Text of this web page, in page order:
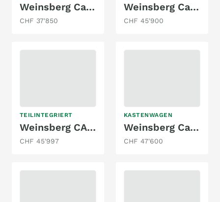
Weinsberg Carabus 601
CHF 37'850
Weinsberg Cara Tour Ford 550 MQ
CHF 45'900
TEILINTEGRIERT
Weinsberg CARASUITE CARALOFT 550 MG 2.3 MJ
CHF 45'997
KASTENWAGEN
Weinsberg CaraBus 600 MQH
CHF 47'600